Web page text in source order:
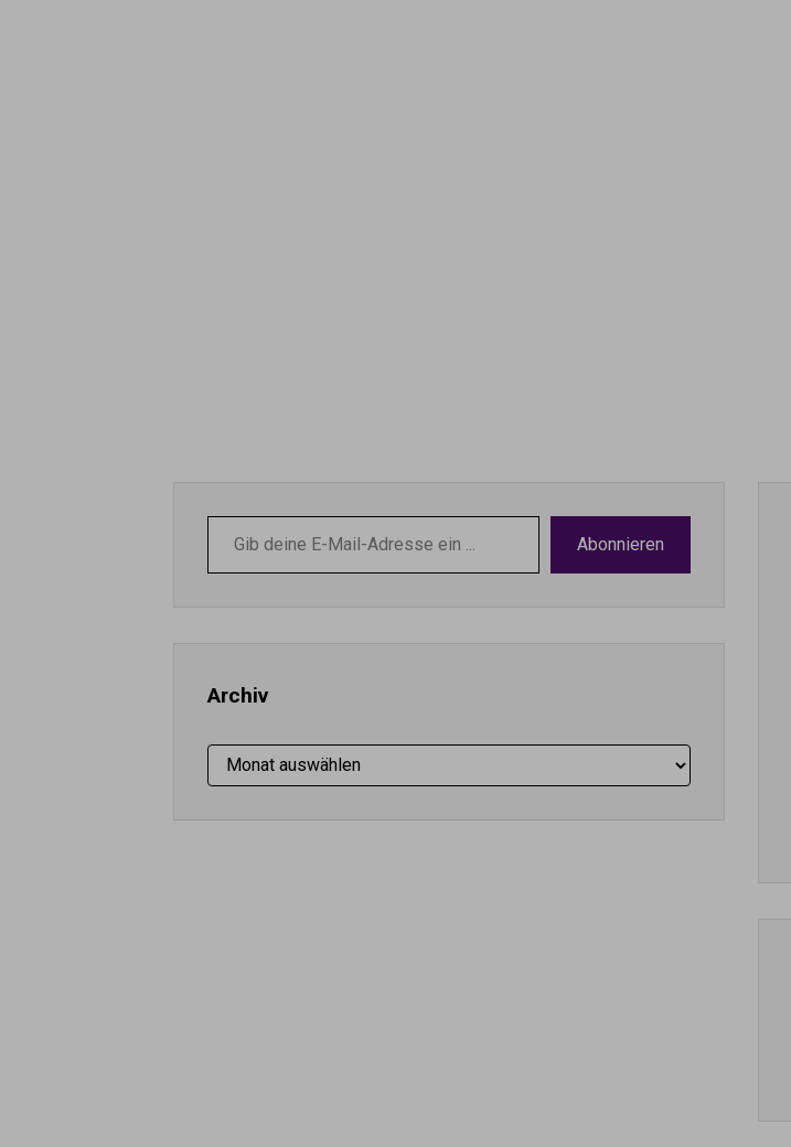
deine
E-
Abonnieren
Archiv
Archiv